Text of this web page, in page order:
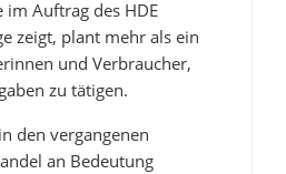
im Auftrag des HDE
zeigt, plant mehr als ein
und Verbraucher,
zu tätigen.
den vergangenen
an Bedeutung